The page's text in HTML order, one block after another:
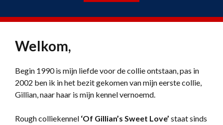
Welkom,
Begin 1990 is mijn liefde voor de collie ontstaan, pas in
2002 ben ik in het bezit gekomen van mijn eerste collie,
Gillian, naar haar is mijn kennel vernoemd.
Rough colliekennel ‘Of Gillian’s Sweet Love’ staat sinds